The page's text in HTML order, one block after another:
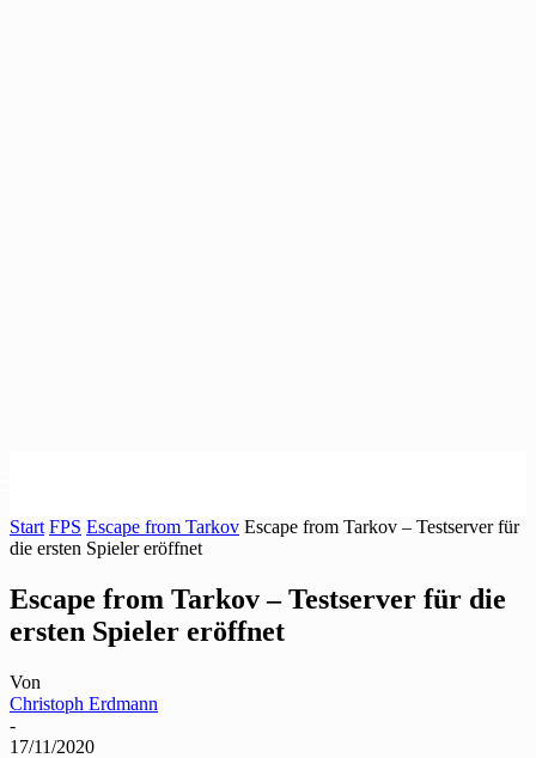
Start FPS Escape from Tarkov Escape from Tarkov – Testserver für
die ersten Spieler eröffnet
Escape from Tarkov – Testserver für die
ersten Spieler eröffnet
Von
Christoph Erdmann
-
17/11/2020